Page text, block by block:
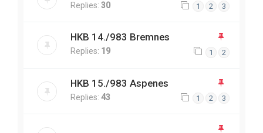
Replies: 30 1 2 3
HKB 14./983 Bremnes
Replies: 19 1 2
HKB 15./983 Aspenes
Replies: 43 1 2 3